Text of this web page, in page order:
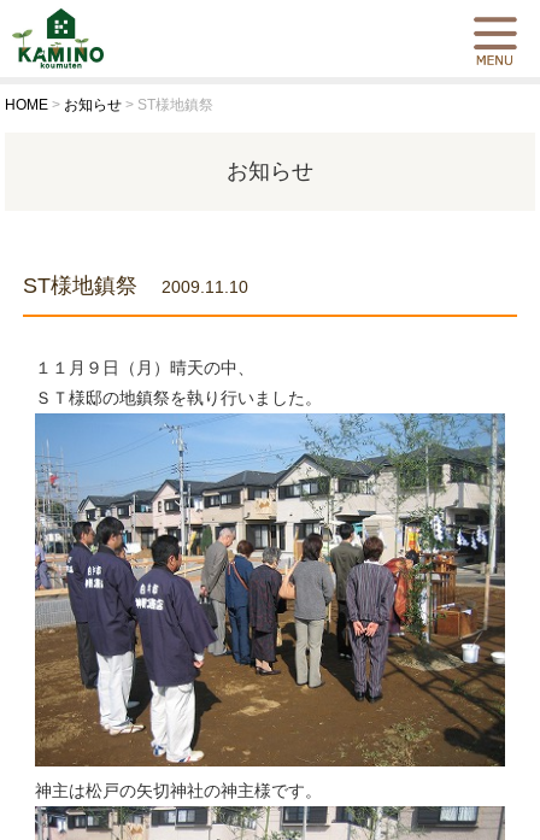
HOME > お知らせ > ST様地鎮祭
お知らせ
ST様地鎮祭 2009.11.10
１１月９日（月）晴天の中、
ＳＴ様邸の地鎮祭を執り行いました。
神主は松戸の矢切神社の神主様です。